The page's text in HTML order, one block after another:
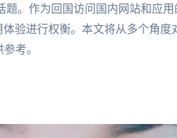
题。作为回国访问国内网站和应用
验进行权衡。本文将从多个角度
考。